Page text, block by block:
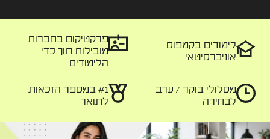
לימודים בקמפוס
אוניברסיטאי
פרקטיקום בחברות
מובילות תוך כדי
הלימודים
מסלולי בוקר / ערב
לבחירה
#1 במספר
הזכאות
לתואר